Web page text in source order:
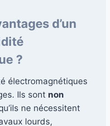
d’un
?
électromagnétiques
Ils sont non
ne nécessitent
lourds,